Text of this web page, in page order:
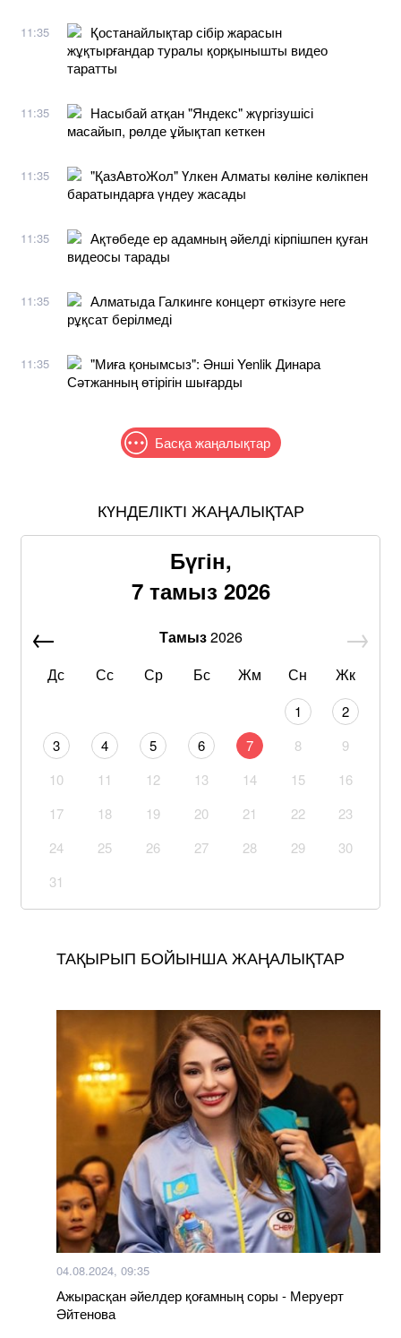
11:35
Қостанайлықтар сібір жарасын
жұқтырғандар туралы қорқынышты видео
таратты
11:35
Насыбай атқан "Яндекс" жүргізушісі
масайып, рөлде ұйықтап кеткен
11:35
"ҚазАвтоЖол" Үлкен Алматы көліне көлікпен
баратындарға үндеу жасады
11:35
Ақтөбеде ер адамның әйелді кірпішпен қуған
видеосы тарады
11:35
Алматыда Галкинге концерт өткізуге неге
рұқсат берілмеді
11:35
"Миға қонымсыз": Әнші Yenlik Динара
Сәтжанның өтірігін шығарды
Басқа жаңалықтар
КҮНДЕЛІКТІ ЖАҢАЛЫҚТАР
Бүгін,
7 тамыз 2026
Тамыз2026
Дс
Сс Ср Бс Жм Сн Жк
1
2
3
4 5 6 7 8
9
10
11 12 13 14 15
16
17
18 19 20 21 22
23
24
25 26 27 28 29
30
31
ТАҚЫРЫП БОЙЫНША ЖАҢАЛЫҚТАР
04.08.2024, 09:35
Ажырасқан әйелдер қоғамның соры - Меруерт
Әйтенова